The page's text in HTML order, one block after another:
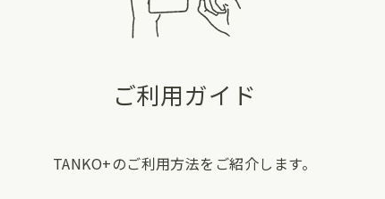
ご利用ガイド
TANKO+のご利用方法をご紹介します。